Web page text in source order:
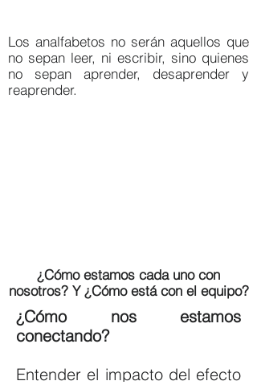
¿Cómo nos estamos
conectando?
Entender el impacto del efecto
Los analfabetos no serán aquellos que
no sepan leer, ni escribir, sino quienes
no sepan aprender, desaprender y
reaprender.
¿Cómo estamos cada uno con
nosotros? Y ¿Cómo está con el equipo?